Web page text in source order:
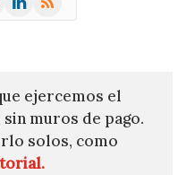
ejercemos el
muros de pago.
solos, como